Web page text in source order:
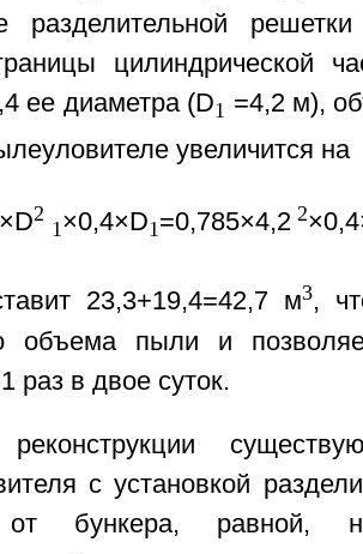
разделительной
цилиндрической
ее диаметра (D1 =4,2 м),
увеличится на
2
1×0,4×D1=0,785×4,2 2
23,3+19,4=42,7 м3,
объема пыли и
раз в двое суток.
с установкой
от бункера, равной,